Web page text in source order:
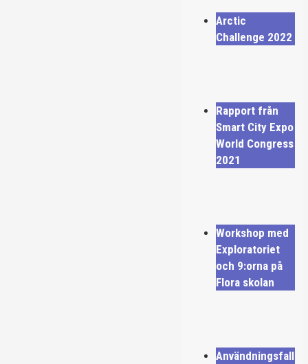
Arctic
Challenge 2022
Rapport från
Smart City Expo
World Congress
2021
Workshop med
Exploratoriet
och 9:orna på
Flora skolan
Användningsfall